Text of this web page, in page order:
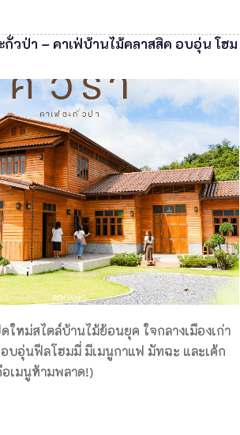
กั่วป่า – คาเฟ่บ้านไม้คลาสสิค อบอุ่น โฮม
ใหม่สไตล์บ้านไม้ย้อนยุค ใจกลางเมืองเก่า
บอุ่นฟีลโฮมมี่ มีเมนูกาแฟ มัทฉะ และเค้ก
เมนูห้ามพลาด!)